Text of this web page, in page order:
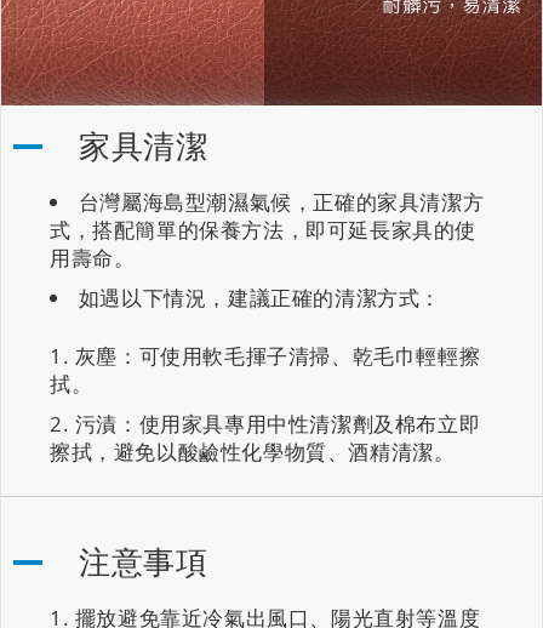
家具清潔
台灣屬海島型潮濕氣候，正確的家具清潔方
式，搭配簡單的保養方法，即可延長家具的使
用壽命。
如遇以下情況，建議正確的清潔方式：
灰塵：可使用軟毛揮子清掃、乾毛巾輕輕擦
拭。
污漬：使用家具專用中性清潔劑及棉布立即
擦拭，避免以酸鹼性化學物質、酒精清潔。
注意事項
擺放避免靠近冷氣出風口、陽光直射等溫度